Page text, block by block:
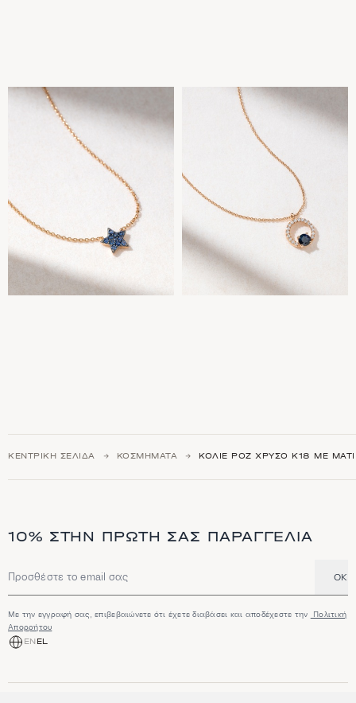
ΚΕΝΤΡΙΚΉ ΣΕΛΊΔΑ ΚΟΣΜΉΜΑΤΑ ΚΟΛΙΈ ΡΟΖ ΧΡΥΣΌ Κ18 ΜΕ ΜΆΤΙ
10% ΣΤΗΝ ΠΡΏΤΗ ΣΑΣ ΠΑΡΑΓΓΕΛΊΑ
Διεύθυνση email OK
Με την εγγραφή σας, επιβεβαιώνετε ότι έχετε διαβάσει και αποδέχεστε την
Πολιτική
Απορρήτου
EN EL